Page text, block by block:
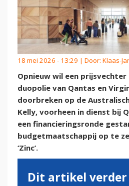
18 mei 2026 - 13:29 | Door: Klaas-
Opnieuw wil een
duopolie van Qantas en
doorbreken op de
Kelly, voorheen in dienst bij
een financieringsronde
budgetmaatschappij op te
‘Zinc’.
Dit artikel verder